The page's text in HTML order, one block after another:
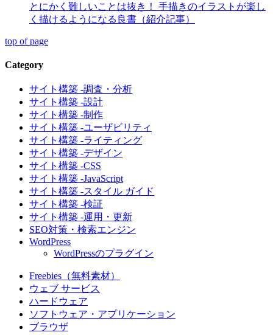
とにかく難しいことは抜き！ 手描きのイラストが楽し
く描けるようになる良書（紹介記事）
top of page
Category
サイト構築 -調査・分析
サイト構築 -設計
サイト構築 -制作
サイト構築 -ユーザビリティ
サイト構築 -ライティング
サイト構築 -デザイン
サイト構築 -CSS
サイト構築 -JavaScript
サイト構築 -スタイル ガイド
サイト構築 -検証
サイト構築 -運用・更新
SEO対策・検索エンジン
WordPress
WordPressのプラグイン
Freebies（無料素材）
ウェブ サービス
ハードウェア
ソフトウェア・アプリケーション
ブラウザ